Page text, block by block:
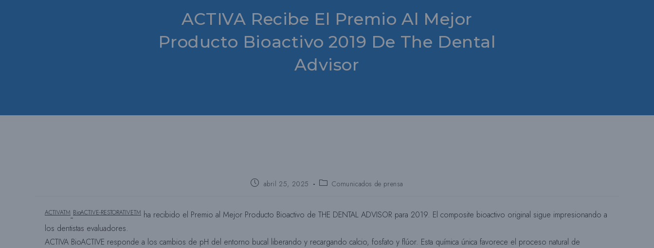
B
ACTIVA Recibe El Premio Al Mejor
Producto Bioactivo 2019 De The Dental
Advisor
Puestoabril 25, 2025
Categoría
Comunicados de prensa
ACTIVATM BioACTIVE-RESTORATIVETM ha recibido el Premio al Mejor Producto Bioactivo de THE DENTAL ADVISOR para 2019. El composite bioactivo original sigue impresionando a
los dentistas evaluadores.
ACTIVA BioACTIVE responde a los cambios de pH del entorno bucal liberando y recargando calcio, fosfato y flúor. Esta química única favorece el proceso natural de